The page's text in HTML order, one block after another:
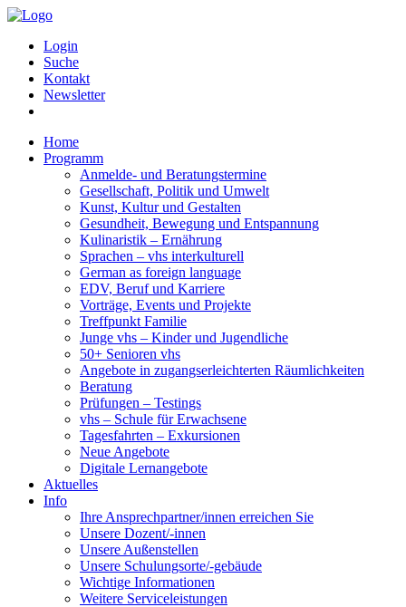
Login
Suche
Kontakt
Newsletter
Home
Programm
Anmelde- und Beratungstermine
Gesellschaft, Politik und Umwelt
Kunst, Kultur und Gestalten
Gesundheit, Bewegung und Entspannung
Kulinaristik – Ernährung
Sprachen – vhs interkulturell
German as foreign language
EDV, Beruf und Karriere
Vorträge, Events und Projekte
Treffpunkt Familie
Junge vhs – Kinder und Jugendliche
50+ Senioren vhs
Angebote in zugangserleichterten Räumlichkeiten
Beratung
Prüfungen – Testings
vhs – Schule für Erwachsene
Tagesfahrten – Exkursionen
Neue Angebote
Digitale Lernangebote
Aktuelles
Info
Ihre Ansprechpartner/innen erreichen Sie
Unsere Dozent/-innen
Unsere Außenstellen
Unsere Schulungsorte/-gebäude
Wichtige Informationen
Weitere Serviceleistungen